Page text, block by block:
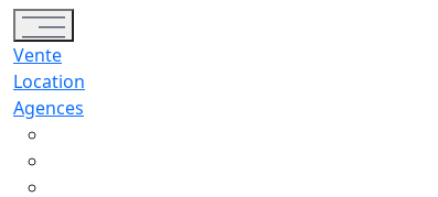
Toggle navigation
Vente
Location
Agences